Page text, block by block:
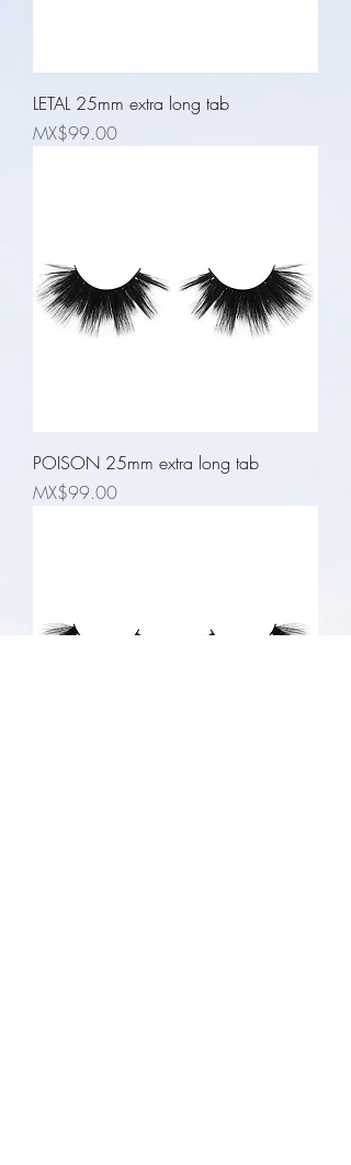
LETAL 25mm extra long tab
Price
MX$99.00
POISON 25mm extra long tab
Price
MX$99.00